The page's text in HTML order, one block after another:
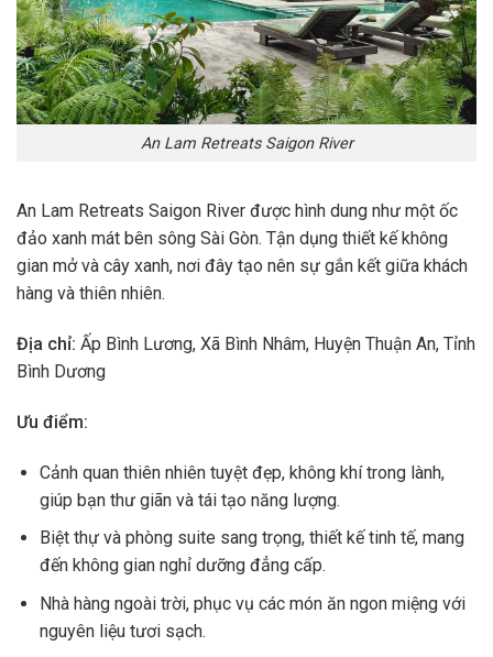
An Lam Retreats Saigon River
An Lam Retreats Saigon River được hình dung như một ốc
đảo xanh mát bên sông Sài Gòn. Tận dụng thiết kế không
gian mở và cây xanh, nơi đây tạo nên sự gắn kết giữa khách
hàng và thiên nhiên.
Địa chỉ: Ấp Bình Lương, Xã Bình Nhâm, Huyện Thuận An, Tỉnh
Bình Dương
Ưu điểm:
Cảnh quan thiên nhiên tuyệt đẹp, không khí trong lành,
giúp bạn thư giãn và tái tạo năng lượng.
Biệt thự và phòng suite sang trọng, thiết kế tinh tế, mang
đến không gian nghỉ dưỡng đẳng cấp.
Nhà hàng ngoài trời, phục vụ các món ăn ngon miệng với
nguyên liệu tươi sạch.